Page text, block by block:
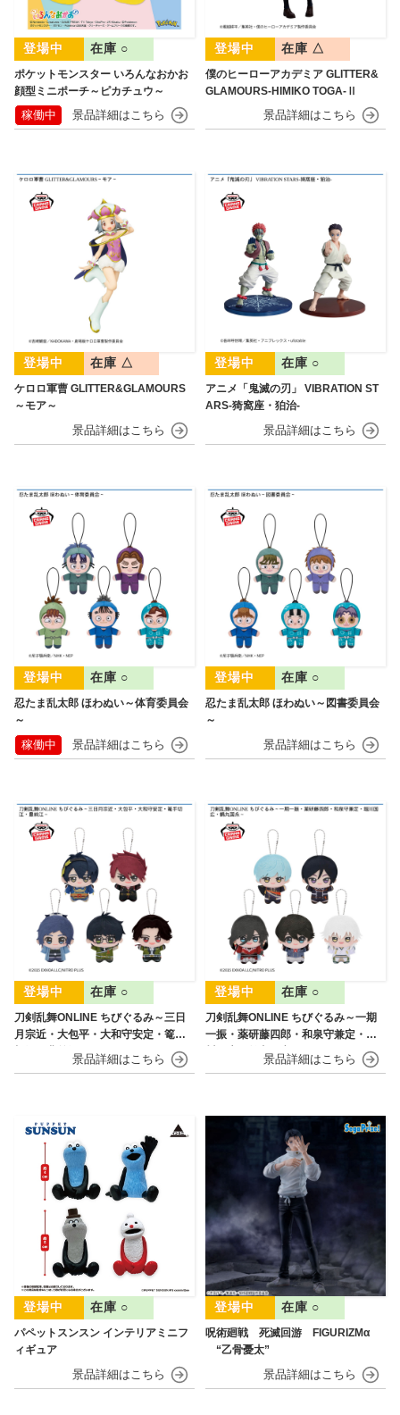
ポケットモンスター いろんなおかお
顔型ミニポーチ～ピカチュウ～
在庫 ○
稼働中
僕のヒーローアカデミア GLITTER&
GLAMOURS-HIMIKO TOGA-Ⅱ
在庫 △
ケロロ軍曹 GLITTER&GLAMOURS
～モア～
在庫 △
アニメ「鬼滅の刃」 VIBRATION ST
ARS-猗窩座・狛治-
在庫 ○
忍たま乱太郎 ほわぬい～体育委員会
～
在庫 ○
稼働中
忍たま乱太郎 ほわぬい～図書委員会
～
在庫 ○
刀剣乱舞ONLINE ちびぐるみ～三日
月宗近・大包平・大和守安定・篭手
切江・豊前江～
在庫 ○
刀剣乱舞ONLINE ちびぐるみ～一期
一振・薬研藤四郎・和泉守兼定・堀
川国広・鶴丸国永～
在庫 ○
パペットスンスン インテリアミニフ
ィギュア
在庫 ○
呪術廻戦 死滅回游 FIGURIZMα
“乙骨憂太”
在庫 ○